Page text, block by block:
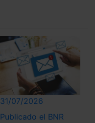
31/07/2026
Publicado el BNR